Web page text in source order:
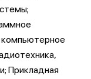
компьютерное
Прикладная